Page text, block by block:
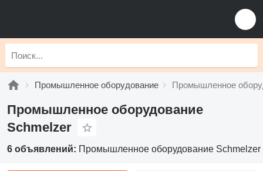
Промышленное оборудование Промышленное
Промышленное оборудование
Schmelzer
6 объявлений: Промышленное оборудование Schmelzer